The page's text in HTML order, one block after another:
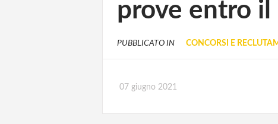
prove entro
PUBBLICATO IN CONCORSI E
07 giugno 2021